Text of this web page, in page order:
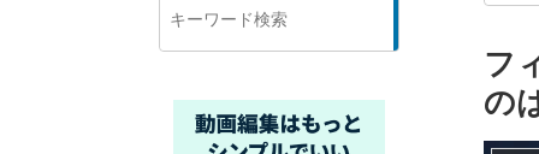
フ
の